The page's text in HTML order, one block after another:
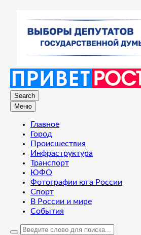
Search
Меню
Главное
Город
Происшествия
Инфраструктура
Транспорт
ЮФО
Фотографии юга России
Спорт
В России и мире
События